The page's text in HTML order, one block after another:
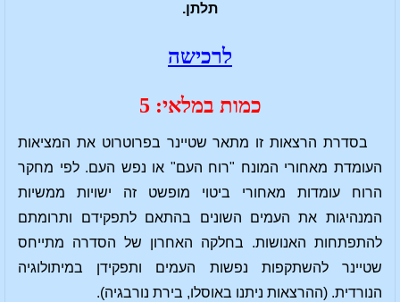
תלתן.
לרכישה
כמות במלאי: 5
בסדרת הרצאות זו מתאר שטיינר בפרוטרוט את המציאות
העומדת מאחורי המונח "רוח העם" או נפש העם. לפי מחקר
הרוח עומדות מאחורי ביטוי מופשט זה ישויות ממשיות
המנהיגות את העמים השונים בהתאם לתפקידם ותרומתם
להתפתחות האנושות. בחלקה האחרון של הסדרה מתייחס
שטיינר להשתקפות נפשות העמים ותפקידן במיתולוגיה
הנורדית. (ההרצאות ניתנו באוסלו, בירת נורבגיה).